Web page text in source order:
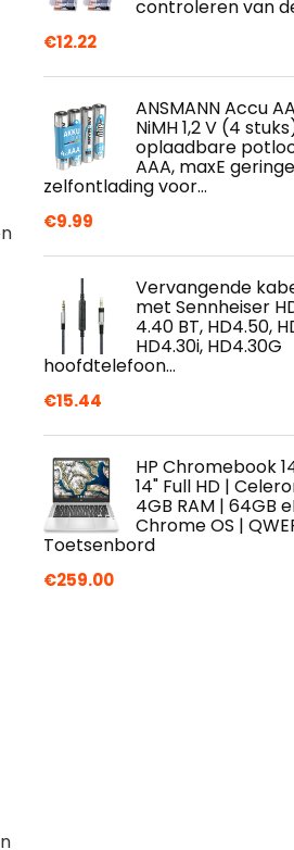
controleren van
€12.22
ANSMANN Accu
NiMH 1,2 V (4
oplaadbare
AAA, maxE geringe
zelfontlading voor…
€9.99
Vervangende
met Sennheiser
4.40 BT, HD4.50,
HD4.30i, HD4.30G
hoofdtelefoon…
€15.44
HP Chromebook
14" Full HD |
4GB RAM | 64GB
Chrome OS |
Toetsenbord
€259.00